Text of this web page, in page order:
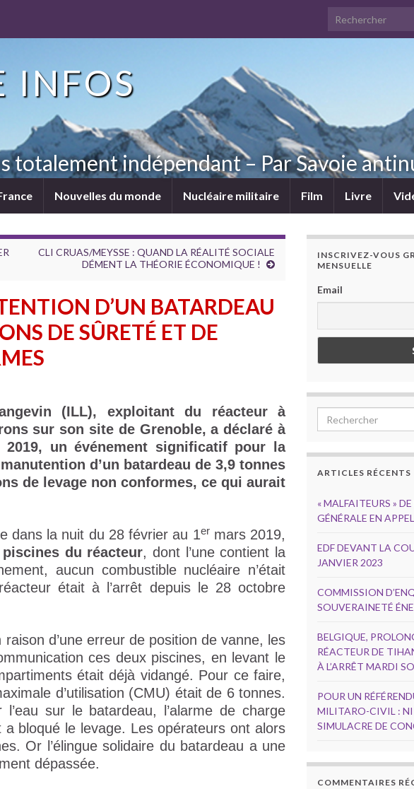
Search for:
INFOS
totalement indépendant – Par Savoie
Nouvelles du monde Nucléaire militaire Film Livre
CLI CRUAS/MEYSSE : QUAND LA RÉALITÉ SOCIALE
DÉMENT LA THÉORIE ÉCONOMIQUE !
D’UN BATARDEAU
DE SÛRETÉ ET DE
(ILL), exploitant du réacteur à
sur son site de Grenoble, a déclaré à
2019, un événement significatif pour la
d’un batardeau de 3,9 tonnes
de levage non conformes, ce qui aurait
dans la nuit du 28 février au 1ermars 2019,
du réacteur, dont l’une contient la
aucun combustible nucléaire n’était
était à l’arrêt depuis le 28 octobre
d’une erreur de position de vanne, les
ces deux piscines, en levant le
était déjà vidangé. Pour ce faire,
d’utilisation (CMU) était de 6 tonnes.
sur le batardeau, l’alarme de charge
a bloqué le levage. Les opérateurs ont alors
Or l’élingue solidaire du batardeau a une
dépassée.
INSCRIVEZ-VOUS
MENSUELLE
Email
Search for:
ARTICLES RÉCENTS
« MALFAITEURS »
GÉNÉRALE EN
EDF DEVANT LA
JANVIER 2023
COMMISSION
SOUVERAINETÉ
BELGIQUE,
RÉACTEUR DE
À L’ARRÊT MARDI
POUR UN
MILITARO-CIVIL :
SIMULACRE DE
COMMENTAIRES